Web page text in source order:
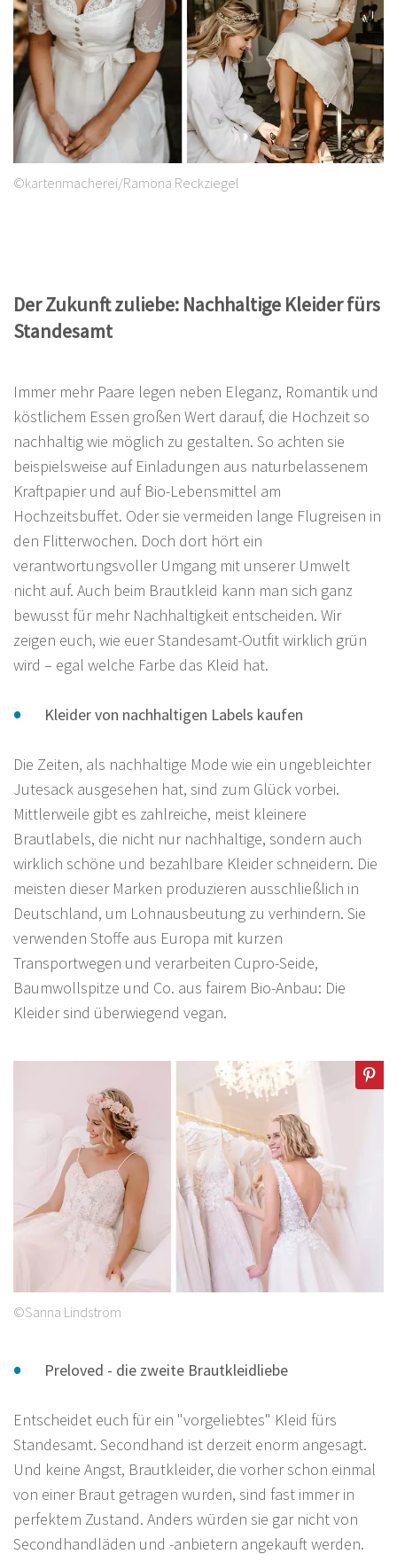
©kartenmacherei/Ramona Reckziegel
Der Zukunft zuliebe: Nachhaltige Kleider fürs
Standesamt
Immer mehr Paare legen neben Eleganz, Romantik und
köstlichem Essen großen Wert darauf, die Hochzeit so
nachhaltig wie möglich zu gestalten. So achten sie
beispielsweise auf Einladungen aus naturbelassenem
Kraftpapier und auf Bio-Lebensmittel am
Hochzeitsbuffet. Oder sie vermeiden lange Flugreisen in
den Flitterwochen. Doch dort hört ein
verantwortungsvoller Umgang mit unserer Umwelt
nicht auf. Auch beim Brautkleid kann man sich ganz
bewusst für mehr Nachhaltigkeit entscheiden. Wir
zeigen euch, wie euer Standesamt-Outfit wirklich grün
wird – egal welche Farbe das Kleid hat.
Kleider von nachhaltigen Labels kaufen
Die Zeiten, als nachhaltige Mode wie ein ungebleichter
Jutesack ausgesehen hat, sind zum Glück vorbei.
Mittlerweile gibt es zahlreiche, meist kleinere
Brautlabels, die nicht nur nachhaltige, sondern auch
wirklich schöne und bezahlbare Kleider schneidern. Die
meisten dieser Marken produzieren ausschließlich in
Deutschland, um Lohnausbeutung zu verhindern. Sie
verwenden Stoffe aus Europa mit kurzen
Transportwegen und verarbeiten Cupro-Seide,
Baumwollspitze und Co. aus fairem Bio-Anbau: Die
Kleider sind überwiegend vegan.
©Sanna Lindström
Preloved - die zweite Brautkleidliebe
Entscheidet euch für ein "vorgeliebtes" Kleid fürs
Standesamt. Secondhand ist derzeit enorm angesagt.
Und keine Angst, Brautkleider, die vorher schon einmal
von einer Braut getragen wurden, sind fast immer in
perfektem Zustand. Anders würden sie gar nicht von
Secondhandläden und -anbietern angekauft werden.